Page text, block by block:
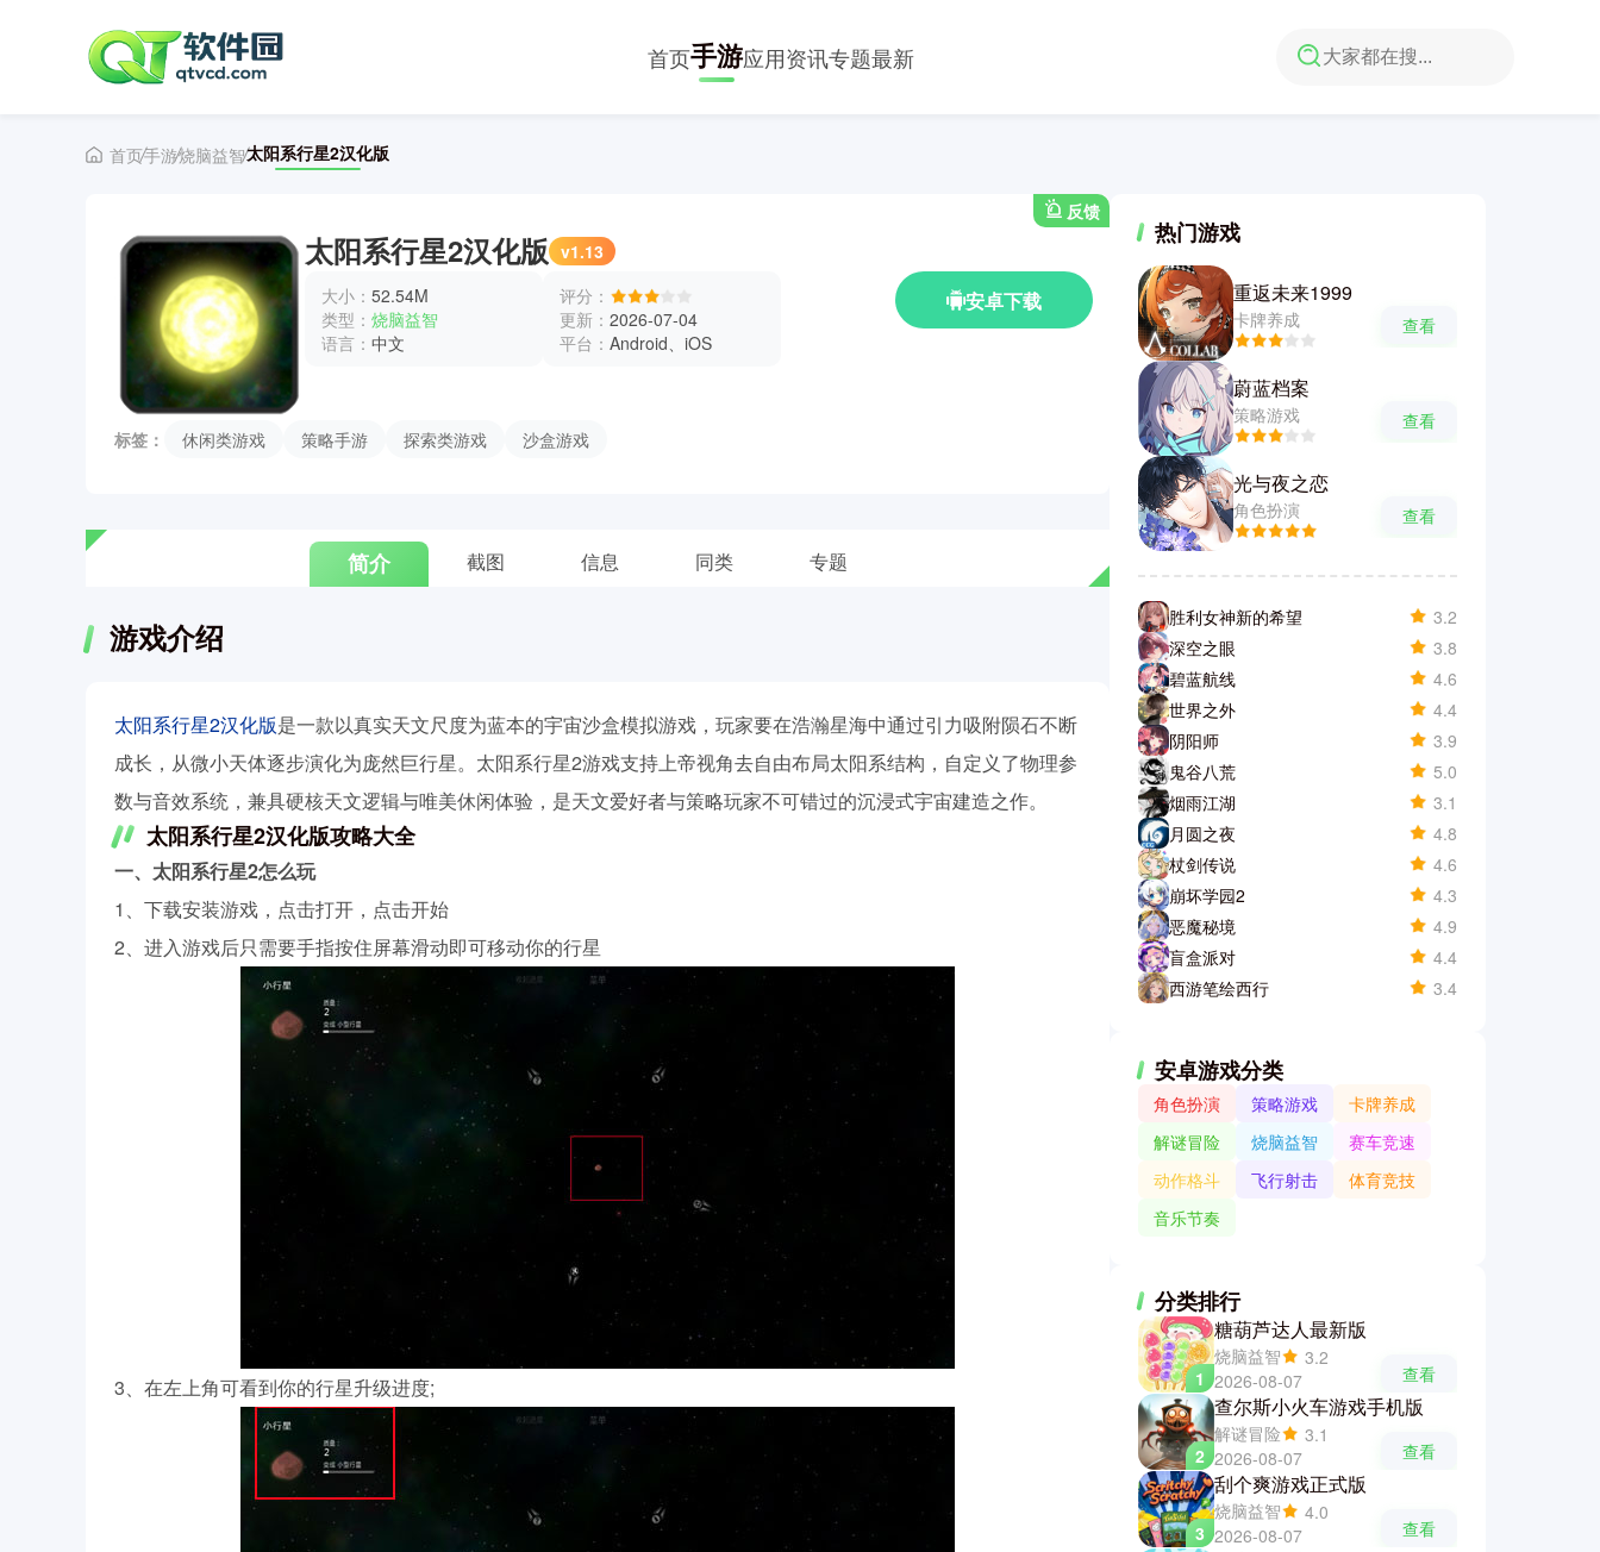
首页手游应用资讯专题最新
首页手游烧脑益智太阳系行星2汉化版
反馈
太阳系行星2汉化版 v1.13
大小： 52.54M
类型： 烧脑益智
语言： 中文
评分：
更新： 2026-07-04
平台： Android、iOS
安卓下载
标签： 休闲类游戏 策略手游 探索类游戏 沙盒游戏
简介 截图 信息 同类 专题
游戏介绍
太阳系行星2汉化版是一款以真实天文尺度为蓝本的宇宙沙盒模拟游戏，玩家要在浩瀚星海中通过引力吸附陨石不断
成长，从微小天体逐步演化为庞然巨行星。太阳系行星2游戏支持上帝视角去自由布局太阳系结构，自定义了物理参
数与音效系统，兼具硬核天文逻辑与唯美休闲体验，是天文爱好者与策略玩家不可错过的沉浸式宇宙建造之作。
太阳系行星2汉化版攻略大全
一、太阳系行星2怎么玩
1、下载安装游戏，点击打开，点击开始
2、进入游戏后只需要手指按住屏幕滑动即可移动你的行星
3、在左上角可看到你的行星升级进度;
热门游戏
重返未来1999
卡牌养成 查看
蔚蓝档案
策略游戏 查看
光与夜之恋
角色扮演 查看
胜利女神新的希望
3.2
深空之眼
3.8
碧蓝航线
4.6
世界之外
4.4
阴阳师
3.9
鬼谷八荒
5.0
烟雨江湖
3.1
月圆之夜
4.8
杖剑传说
4.6
崩坏学园2
4.3
恶魔秘境
4.9
盲盒派对
4.4
西游笔绘西行
3.4
安卓游戏分类
角色扮演 策略游戏
卡牌养成
解谜冒险
烧脑益智
赛车竞速
动作格斗
飞行射击
体育竞技
音乐节奏
分类排行
1
糖葫芦达人最新版
烧脑益智
3.2
2026-08-07
查看
2
查尔斯小火车游戏手机版
解谜冒险
3.1
2026-08-07
查看
3
刮个爽游戏正式版
烧脑益智
4.0
2026-08-07
查看